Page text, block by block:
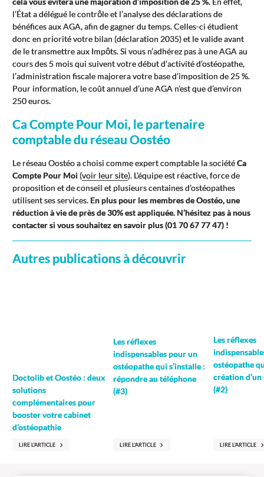
l’État a délégué le contrôle et l’analyse des déclarations de
bénéfices aux AGA, afin de gagner du temps. Celles-ci étudient
donc en priorité votre bilan (déclaration 2035) et le valide avant
de le transmettre aux Impôts. Si vous n’adhérez pas à une AGA au
cours des 5 mois qui suivent votre début d’activité d’ostéopathe,
l’administration fiscale majorera votre base d’imposition de 25 %.
Pour information, le coût annuel d’une AGA n’est que d’environ
250 euros.
Ca Compte Pour Moi, le partenaire
comptable du réseau Oostéo
Le réseau Oostéo a choisi comme expert comptable la sociétéCa
Compte Pour Moi (voir leur site). L’équipe est réactive, force de
proposition et de conseil et plusieurs centaines d’ostéopathes
utilisent ses services. En plus pour les membres de Oostéo, une
réduction à vie de près de 30% est appliquée. N’hésitez pas à nous
contacter si vous souhaitez en savoir plus (01 70 67 77 47) !
Autres publications à découvrir
Doctolib et Oostéo : deux
solutions
complémentaires pour
booster votre cabinet
d’ostéopathie
LIRE L'ARTICLE
Les réflexes
indispensables pour un
ostéopathe qui s’installe :
répondre au téléphone
(#3)
LIRE L'ARTICLE
Les réflexes
ostéopathe
création
(#2)
LIRE L'ARTICLE